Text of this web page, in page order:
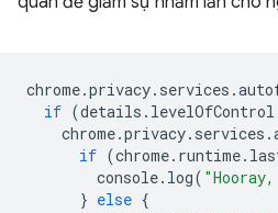
chrome.privacy. services .
if (details . levelOfControl
chrome.privacy. services .
if (chrome. runtime.
console. log(
} else {